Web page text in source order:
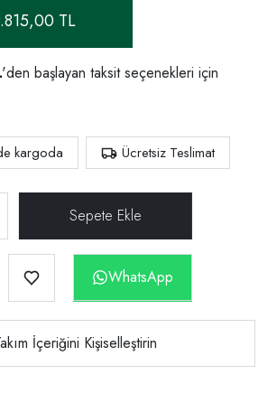
TL
'den başlayan taksit seçenekleri için
kargoda Ücretsiz Teslimat
WhatsApp
İçeriğini Kişiselleştirin